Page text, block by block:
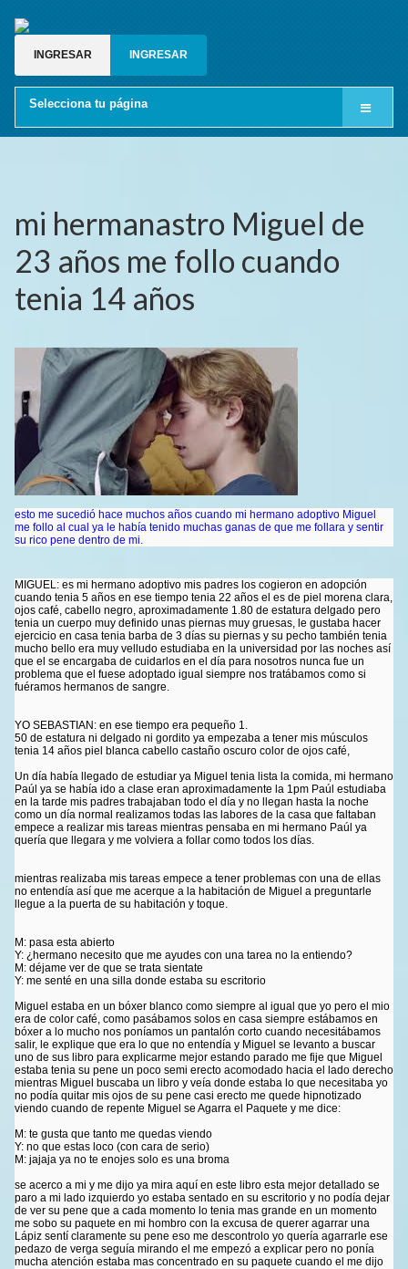
INGRESAR INGRESAR
Selecciona tu página
Blog gay
Grupos de whatsapp gay
mi hermanastro Miguel de
23 años me follo cuando
tenia 14 años
esto me sucedió hace muchos años cuando mi hermano adoptivo Miguel
me follo al cual ya le había tenido muchas ganas de que me follara y sentir
su rico pene dentro de mi.
MIGUEL: es mi hermano adoptivo mis padres los cogieron en adopción
cuando tenia 5 años en ese tiempo tenia 22 años el es de piel morena clara,
ojos café, cabello negro, aproximadamente 1.80 de estatura delgado pero
tenia un cuerpo muy definido unas piernas muy gruesas, le gustaba hacer
ejercicio en casa tenia barba de 3 días su piernas y su pecho también tenia
mucho bello era muy velludo estudiaba en la universidad por las noches así
que el se encargaba de cuidarlos en el día para nosotros nunca fue un
problema que el fuese adoptado igual siempre nos tratábamos como si
fuéramos hermanos de sangre.
YO SEBASTIAN: en ese tiempo era pequeño 1.
50 de estatura ni delgado ni gordito ya empezaba a tener mis músculos
tenia 14 años piel blanca cabello castaño oscuro color de ojos café,
Un día había llegado de estudiar ya Miguel tenia lista la comida, mi hermano
Paúl ya se había ido a clase eran aproximadamente la 1pm Paúl estudiaba
en la tarde mis padres trabajaban todo el día y no llegan hasta la noche
como un día normal realizamos todas las labores de la casa que faltaban
empece a realizar mis tareas mientras pensaba en mi hermano Paúl ya
quería que llegara y me volviera a follar como todos los días.
mientras realizaba mis tareas empece a tener problemas con una de ellas
no entendía así que me acerque a la habitación de Miguel a preguntarle
llegue a la puerta de su habitación y toque.
M: pasa esta abierto
Y: ¿hermano necesito que me ayudes con una tarea no la entiendo?
M: déjame ver de que se trata sientate
Y: me senté en una silla donde estaba su escritorio
Miguel estaba en un bóxer blanco como siempre al igual que yo pero el mio
era de color café, como pasábamos solos en casa siempre estábamos en
bóxer a lo mucho nos poníamos un pantalón corto cuando necesitábamos
salir, le explique que era lo que no entendía y Miguel se levanto a buscar
uno de sus libro para explicarme mejor estando parado me fije que Miguel
estaba tenia su pene un poco semi erecto acomodado hacia el lado derecho
mientras Miguel buscaba un libro y veía donde estaba lo que necesitaba yo
no podía quitar mis ojos de su pene casi erecto me quede hipnotizado
viendo cuando de repente Miguel se Agarra el Paquete y me dice:
M: te gusta que tanto me quedas viendo
Y: no que estas loco (con cara de serio)
M: jajaja ya no te enojes solo es una broma
se acerco a mi y me dijo ya mira aquí en este libro esta mejor detallado se
paro a mi lado izquierdo yo estaba sentado en su escritorio y no podía dejar
de ver su pene que a cada momento lo tenia mas grande en un momento
me sobo su paquete en mi hombro con la excusa de querer agarrar una
Lápiz sentí claramente su pene eso me descontrolo yo quería agarrarle ese
pedazo de verga seguía mirando el me empezó a explicar pero no ponía
mucha atención estaba mas concentrado en su paquete cuando el me dijo